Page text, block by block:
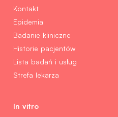
Kontakt
Epidemia
Badanie kliniczne
Historie pacjentów
Lista badań i usług
Strefa lekarza
In vitro